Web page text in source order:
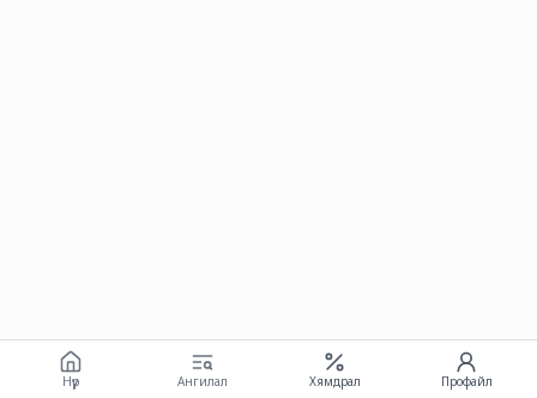
Нүүр Ангилал Хямдрал Профайл